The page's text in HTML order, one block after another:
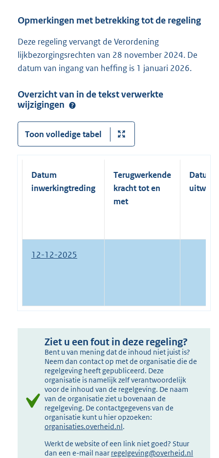
Opmerkingen met betrekking tot de regeling
Deze regeling vervangt de Verordening
lijkbezorgingsrechten van 28 november 2024. De
datum van ingang van heffing is 1 januari 2026.
Overzicht van in de tekst verwerkte
wijzigingen
Toon volledige tabel
Datum
inwerkingtreding
Terugwerkende
kracht tot en
met
Datum
12-12-2025
Ziet u een fout in deze regeling?
Bent u van mening dat de inhoud niet juist is?
Neem dan contact op met de organisatie die de
regelgeving heeft gepubliceerd. Deze
organisatie is namelijk zelf verantwoordelijk
voor de inhoud van de regelgeving. De naam
van de organisatie ziet u bovenaan de
regelgeving. De contactgegevens van de
organisatie kunt u hier opzoeken:
organisaties.overheid.nl.
Werkt de website of een link niet goed? Stuur
dan een e-mail naar regelgeving@overheid.nl